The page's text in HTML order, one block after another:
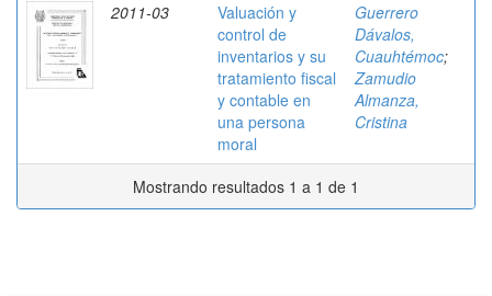
2011-03
Valuación y
control de
inventarios y su
tratamiento fiscal
y contable en
una persona
moral
Guerrero
Dávalos,
Cuauhtémoc;
Zamudio
Almanza,
Cristina
Mostrando resultados 1 a 1 de 1